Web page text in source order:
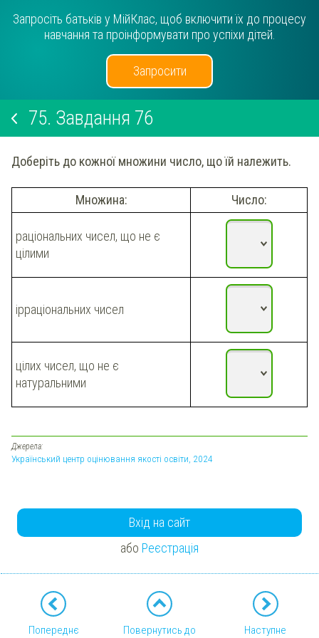
Запросіть батьків у МійКлас, щоб включити їх до процесу
навчання та проінформувати про успіхи дітей.
Запросити
75. Завдання 76
Доберіть до кожної множини число, що їй належить.
Множина: Число:
раціональних чисел, що не є
цілими
ірраціональних чисел
цілих чисел, що не є
натуральними
Джерела:
Український центр оцінювання якості освіти, 2024
Вхід на сайт
або Реєстрація
Попереднє
Повернутись до
Наступне